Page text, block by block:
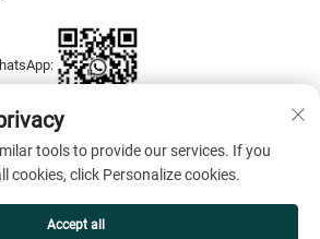
YiWu DiYaSi Dress CO., LTD. Все права
tools to provide our services. If you
cookies, click Personalize cookies.
Accept all